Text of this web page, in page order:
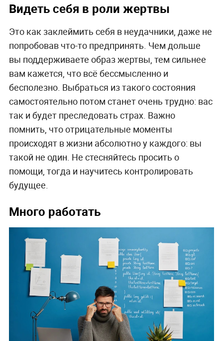
Видеть себя в роли жертвы
Это как заклеймить себя в неудачники, даже не
попробовав что-то предпринять. Чем дольше
вы поддерживаете образ жертвы, тем сильнее
вам кажется, что всё бессмысленно и
бесполезно. Выбраться из такого состояния
самостоятельно потом станет очень трудно: вас
так и будет преследовать страх. Важно
помнить, что отрицательные моменты
происходят в жизни абсолютно у каждого: вы
такой не один. Не стесняйтесь просить о
помощи, тогда и научитесь контролировать
будущее.
Много работать